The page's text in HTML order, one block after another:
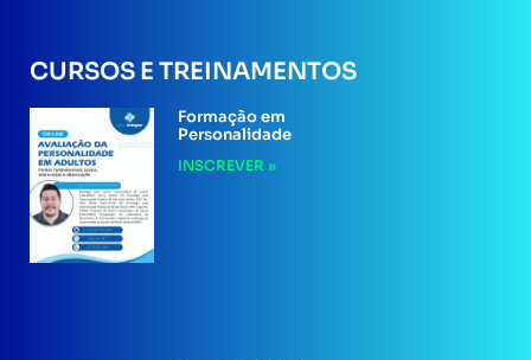
CURSOS E TREINAMENTOS
Formação em
Personalidade
INSCREVER »